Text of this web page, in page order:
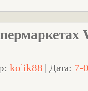
kolik88 | Дата: 7-